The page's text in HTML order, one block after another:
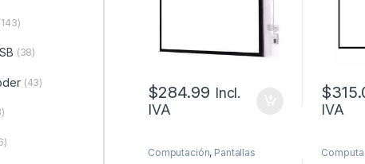
$284.99 Incl.
IVA
$
IVA
Computación, Pantallas
(38)
(43)